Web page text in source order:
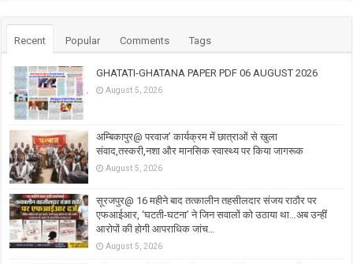
Recent Popular Comments Tags
GHATATI-GHATANA PAPER PDF 06 AUGUST 2026
August 5, 2026
अम्बिकापुर@ परवाज’ कार्यक्रम में छात्राओं से खुला
संवाद,तस्करी,नशा और मानसिक स्वास्थ्य पर किया जागरूक
August 5, 2026
सूरजपुर@ 16 महीने बाद तत्कालीन तहसीलदार संजय राठौर पर
एफआईआर, ‘घटती-घटना’ ने जिन सवालों को उठाया था…अब उन्हीं
आरोपों की होगी आपराधिक जांच…
August 5, 2026